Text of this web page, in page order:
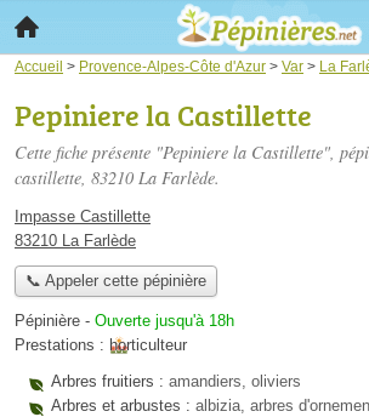
Accueil > Provence-Alpes-Côte d'Azur > Var > La
Pepiniere la Castillette
Cette fiche présente "Pepiniere la Castillette",
castillette, 83210 La Farlède.
Impasse Castillette
83210 La Farlède
📞 Appeler cette pépinière
Pépinière - Ouverte jusqu'à 18h
Prestations : horticulteur
Arbres fruitiers : amandiers, oliviers
Arbres et arbustes : albizia, arbres